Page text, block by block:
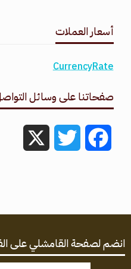
أسعار العملات
CurrencyRate
صفحاتنا على وسائل
Facebook
Twitter
انضم لصفحة القامشلي على